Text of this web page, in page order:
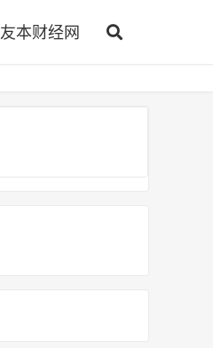
友本财经网